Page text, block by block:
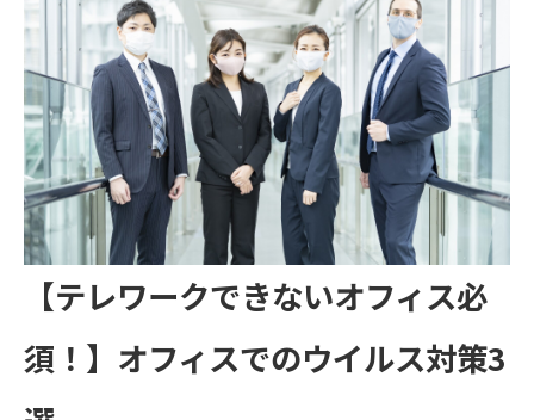
ノロックスPureについて
商品について
法人のお客様
ご購入はこちら
運営会社
【テレワークできないオフィス必
須！】オフィスでのウイルス対策3